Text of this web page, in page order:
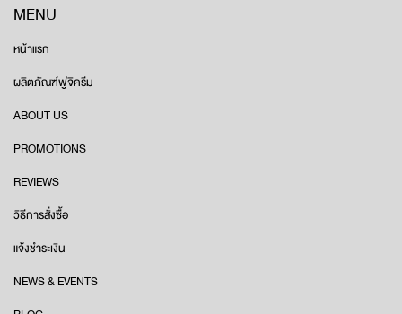
MENU
หน้าแรก
ผลิตภัณฑ์ฟูจิครีม
ABOUT US
PROMOTIONS
REVIEWS
วิธีการสั่งซื้อ
แจ้งชำระเงิน
NEWS & EVENTS